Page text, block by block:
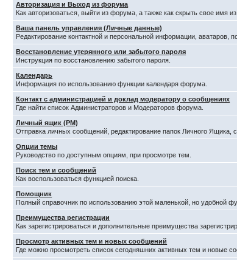
Авторизация и Выход из форума
Как авторизоваться, выйти из форума, а также как скрыть свое имя
Ваша панель управления (Личные данные)
Редактирование контактной и персональной информации, аватаров,
Восстановление утерянного или забытого пароля
Инструкция по восстановлению забытого пароля.
Календарь
Информация по использованию функции календаря форума.
Контакт с администрацией и доклад модератору о сообщениях
Где найти список Администраторов и Модераторов форума.
Личный ящик (PM)
Отправка личных сообщений, редактирование папок Личного
Опции темы
Руководство по доступным опциям, при просмотре тем.
Поиск тем и сообщений
Как воспользоваться функцией поиска.
Помощник
Полный справочник по использованию этой маленькой, но удобной
Преимущества регистрации
Как зарегистрироваться и дополнительные преимущества
Просмотр активных тем и новых сообщений
Где можно просмотреть список сегодняшних активных тем и новые